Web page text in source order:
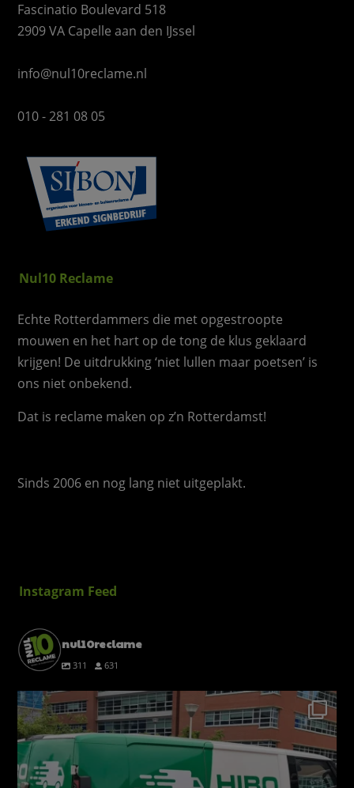
Fascinatio Boulevard 518
2909 VA Capelle aan den IJssel
info@nul10reclame.nl
010 - 281 08 05
Nul10 Reclame
Echte Rotterdammers die met opgestroopte
mouwen en het hart op de tong de klus geklaard
krijgen! De uitdrukking ‘niet lullen maar poetsen’ is
ons niet onbekend.
Dat is reclame maken op z’n Rotterdamst!
Sinds 2006 en nog lang niet uitgeplakt.
Instagram Feed
nul10reclame
311 631